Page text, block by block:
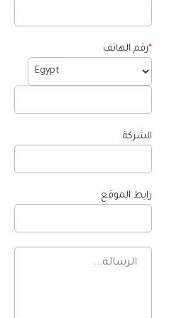
رقم الهاتف*
الشركة
رابط الموقع